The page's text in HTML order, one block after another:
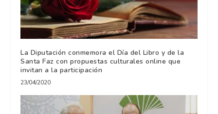
La Diputación conmemora el Día del Libro y de la
Santa Faz con propuestas culturales online que
invitan a la participación
23/04/2020